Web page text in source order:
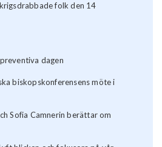
folk den 14
dagen
biskopskonferensens möte i
Sofia Camnerin berättar om